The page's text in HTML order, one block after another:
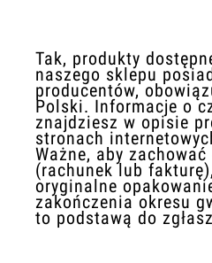
Tak, produkty
naszego sklepu
producentów,
Polski. Informacje o
znajdziesz w opisie
stronach
Ważne, aby
(rachunek lub
oryginalne
zakończenia okresu
to podstawą do